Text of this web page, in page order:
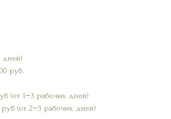
дней)
руб.
(от 1−3 рабочих дней)
(от 2−3 рабочих дней)